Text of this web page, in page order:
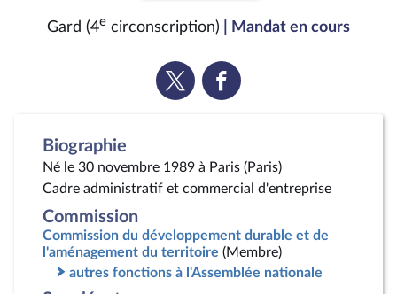
Gard (4e circonscription) | Mandat en cours
Voir
la
Voir
la
Biographie
Né le 30 novembre 1989 à Paris (Paris)
Cadre administratif et commercial d'entreprise
Commission
Commission du développement durable et de
l'aménagement du territoire (Membre)
autres fonctions à l'Assemblée nationale